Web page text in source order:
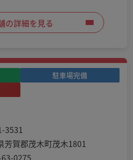
の詳細を見る
駐車場完備
3531
芳賀郡茂木町茂木1801
0275